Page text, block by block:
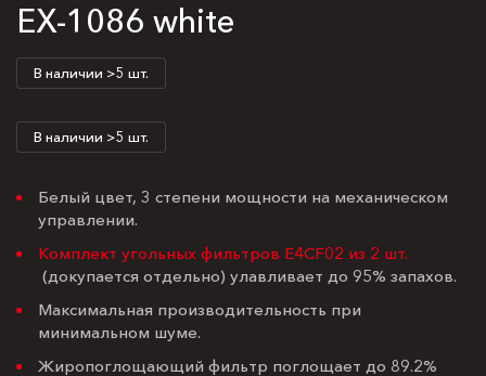
EX-1086 white
В наличии >5 шт.
В наличии >5 шт.
Белый цвет, 3 степени мощности на механическом
управлении.
Комплект угольных фильтров E4CF02 из 2 шт.
(докупается отдельно) улавливает до 95% запахов.
Максимальная производительность при
минимальном шуме.
Жиропоглощающий фильтр поглощает до 89.2%